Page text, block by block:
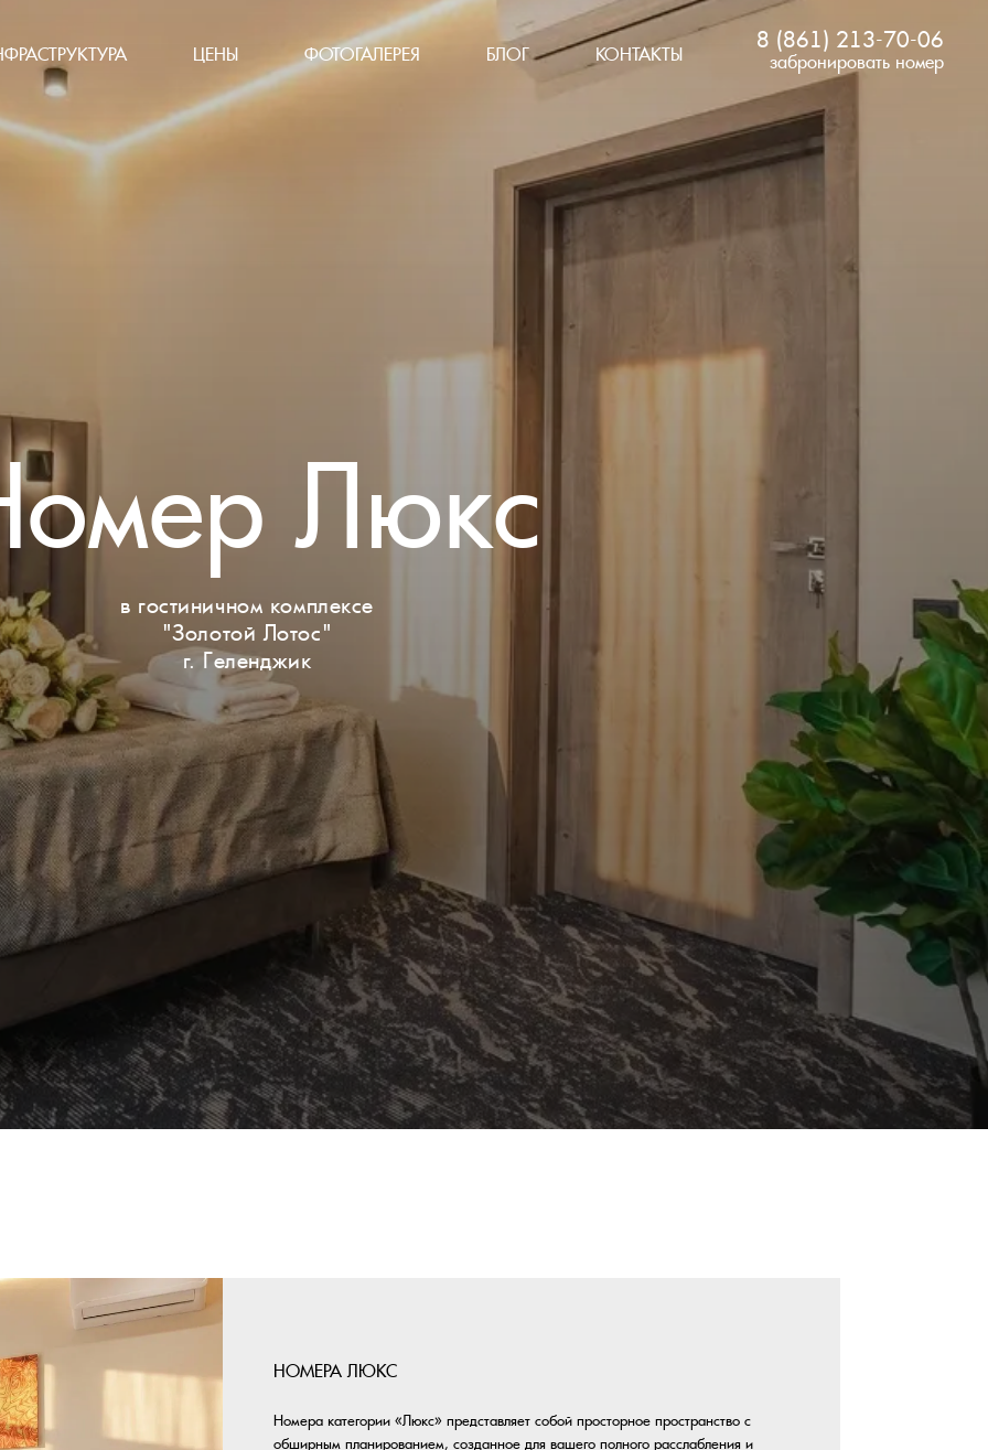
ЦЕНЫ ФОТОГАЛЕРЕЯ БЛОГ КОНТАКТЫ
8 (861) 213-70-06
забронировать номер
Люкс
в гостиничном комплексе
обширным планированием, созданное для вашего полного расслабления и
удовлетворения. Здесь вы насладитесь прекрасными видами на окружающую
природу и ощутите тишину и спокойствие в окружении элегантной,